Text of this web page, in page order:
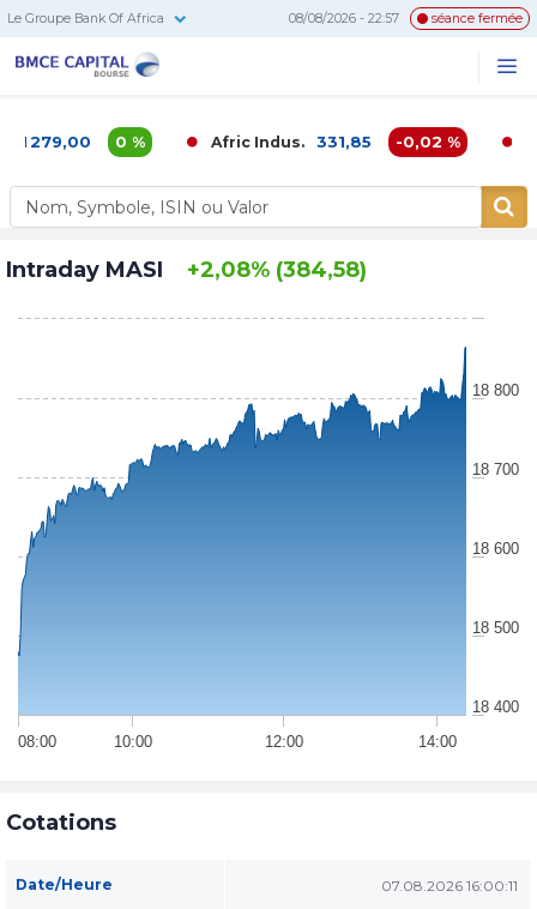
Le Groupe Bank Of Africa 08/08/2026 - 22:57 séance fermée
0 % Afric Indus. 331,85 -0,02 %
Intraday MASI +2,08% (384,58)
10:00 12:00
08:00 14:00
18 400
18 500
18 600
18 700
18 800
Cotations
Date/Heure 07.08.2026 16:00:11